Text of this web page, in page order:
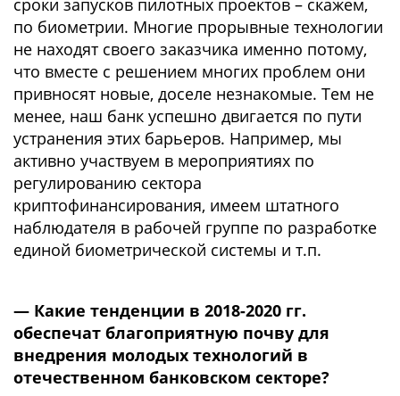
сроки запусков пилотных проектов – скажем,
по биометрии. Многие прорывные технологии
не находят своего заказчика именно потому,
что вместе с решением многих проблем они
привносят новые, доселе незнакомые. Тем не
менее, наш банк успешно двигается по пути
устранения этих барьеров. Например, мы
активно участвуем в мероприятиях по
регулированию сектора
криптофинансирования, имеем штатного
наблюдателя в рабочей группе по разработке
единой биометрической системы и т.п.
— Какие тенденции в 2018-2020 гг.
обеспечат благоприятную почву для
внедрения молодых технологий в
отечественном банковском секторе?